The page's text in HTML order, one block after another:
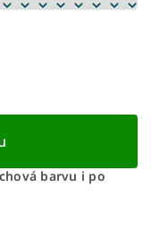
barvu i po